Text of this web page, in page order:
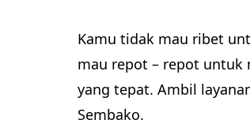
Kamu tidak mau ribet
mau repot – repot untuk
yang tepat. Ambil
Sembako.